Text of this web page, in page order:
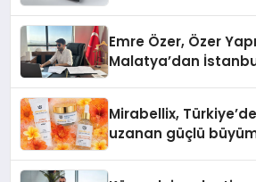
Emre Özer, Özer
Malatya’dan
Mirabellix,
uzanan güçlü